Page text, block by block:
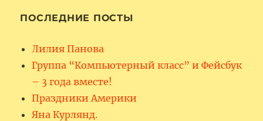
ПОСЛЕДНИЕ ПОСТЫ
Лилия Панова
Группа “Компьютерный класс” и Фейсбук
– 3 года вместе!
Праздники Америки
Яна Курлянд.